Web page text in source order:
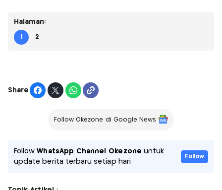
Halaman:
1 2
Share
Follow Okezone di Google News
FollowWhatsApp Channel Okezone untuk
update berita terbaru setiap hari
Follow